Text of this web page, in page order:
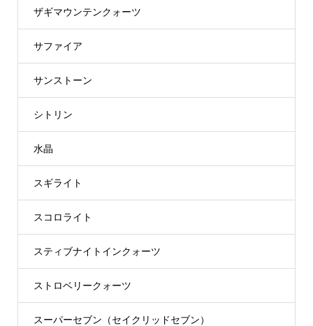
ザギマウンテンクォーツ
サファイア
サンストーン
シトリン
水晶
スギライト
スコロライト
スティブナイトインクォーツ
ストロベリークォーツ
スーパーセブン（セイクリッドセブン）